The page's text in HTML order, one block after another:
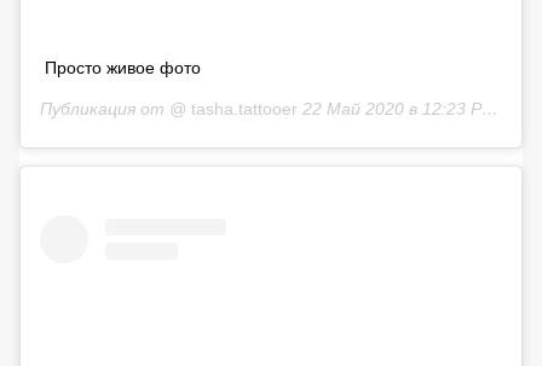
Просто живое фото
Публикация от @ tasha.tattooer 22 Май 2020 в 12:23 PDT